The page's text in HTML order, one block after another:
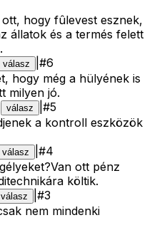
hogy fûlevest esznek,
állatok és a termés felett
válasz #6
hogy még a hülyének is
milyen jó.
válasz #5
a kontroll eszközök
válasz #4
ott pénz
költik.
válasz #3
nem mindenki